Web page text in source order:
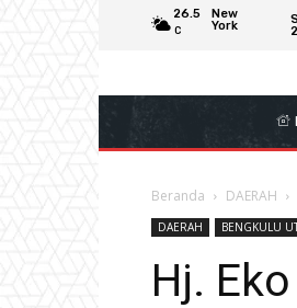
26.5
C
New
York
Beranda DAERAH
DAERAH BENGKULU
Hj.